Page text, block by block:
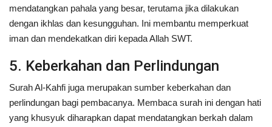
mendatangkan pahala yang besar, terutama jika dilakukan
dengan ikhlas dan kesungguhan. Ini membantu memperkuat
iman dan mendekatkan diri kepada Allah SWT.
5. Keberkahan dan Perlindungan
Surah Al-Kahfi juga merupakan sumber keberkahan dan
perlindungan bagi pembacanya. Membaca surah ini dengan hati
yang khusyuk diharapkan dapat mendatangkan berkah dalam